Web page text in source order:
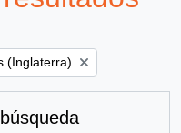
filter:
(Inglaterra)